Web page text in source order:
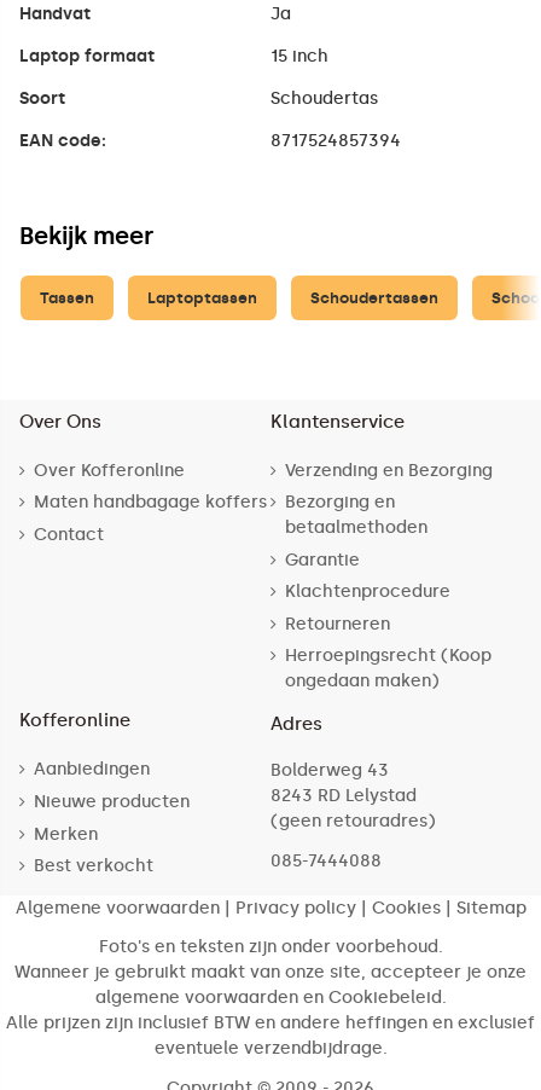
Handvat Ja
Laptop formaat 15 inch
Soort Schoudertas
EAN code: 8717524857394
Bekijk meer
Tassen Laptoptassen Schoudertassen
Over Ons
Over Kofferonline
Maten handbagage koffers
Contact
Klantenservice
Verzending en Bezorging
Bezorging en
betaalmethoden
Garantie
Klachtenprocedure
Retourneren
Herroepingsrecht (Koop
ongedaan maken)
Kofferonline
Aanbiedingen
Nieuwe producten
Merken
Best verkocht
Adres
Bolderweg 43
8243 RD Lelystad
(geen retouradres)
085-7444088
Algemene voorwaarden| Privacy policy| Cookies| Sitemap
Foto's en teksten zijn onder voorbehoud.
Wanneer je gebruikt maakt van onze site, accepteer je onze
algemene voorwaarden en Cookiebeleid.
Alle prijzen zijn inclusief BTW en andere heffingen en exclusief
eventuele verzendbijdrage.